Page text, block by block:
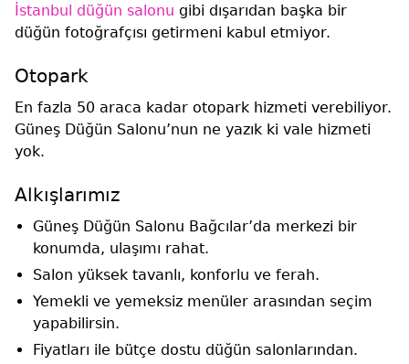
İstanbul düğün salonu gibi dışarıdan başka bir
düğün fotoğrafçısı getirmeni kabul etmiyor.
Otopark
En fazla 50 araca kadar otopark hizmeti verebiliyor.
Güneş Düğün Salonu’nun ne yazık ki vale hizmeti
yok.
Alkışlarımız
Güneş Düğün Salonu Bağcılar’da merkezi bir
konumda, ulaşımı rahat.
Salon yüksek tavanlı, konforlu ve ferah.
Yemekli ve yemeksiz menüler arasından seçim
yapabilirsin.
Fiyatları ile bütçe dostu düğün salonlarından.